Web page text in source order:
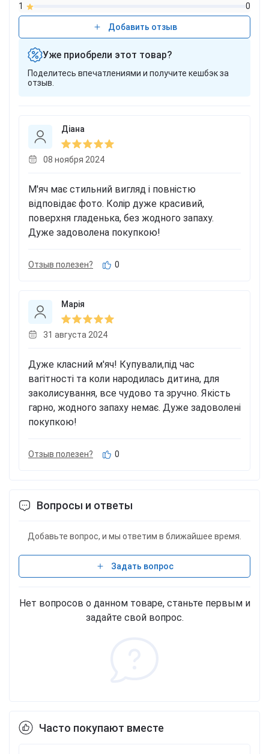
1
0
Добавить отзыв
Уже приобрели этот товар?
Поделитесь впечатлениями и получите кешбэк за
отзыв.
Діана
08 ноября 2024
М'яч має стильний вигляд і повністю
відповідає фото. Колір дуже красивий,
поверхня гладенька, без жодного запаху.
Дуже задоволена покупкою!
Отзыв полезен? 0
Марія
31 августа 2024
Дуже класний м'яч! Купували,під час
вагітності та коли народилась дитина, для
заколисування, все чудово та зручно. Якість
гарно, жодного запаху немає. Дуже задоволені
покупкою!
Отзыв полезен? 0
Вопросы и ответы
Добавьте вопрос, и мы ответим в ближайшее время.
Задать вопрос
Нет вопросов о данном товаре, станьте первым и
задайте свой вопрос.
Часто покупают вместе